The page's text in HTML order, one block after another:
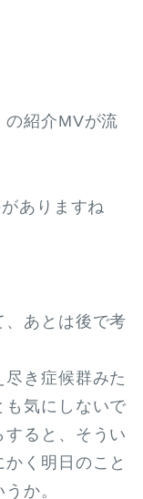
の紹介MVが流
ありますね
あとは後で考
き症候群みた
も気にしないで
ると、そうい
く明日のこと
か。